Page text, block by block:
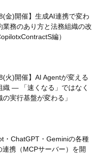
金)開催】生成AI連携で変わ
業務のあり方と法務組織の改
編）
火)開催】AI Agentが変える
織 — 「速くなる」ではなく
の実行基盤が変わる」
・ChatGPT・Geminiの各種
連携（MCPサーバー）を開